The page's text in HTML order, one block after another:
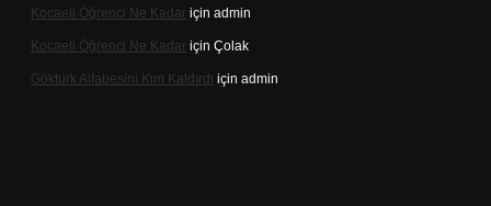
Kocaeli Öğrenci Ne Kadar için admin
Kocaeli Öğrenci Ne Kadar için Çolak
Göktürk Alfabesini Kim Kaldırdı için admin